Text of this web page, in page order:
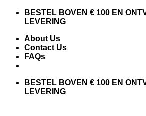
Skip
BESTEL BOVEN € 100 EN
LEVERING
About Us
Contact Us
FAQs
BESTEL BOVEN € 100 EN
LEVERING